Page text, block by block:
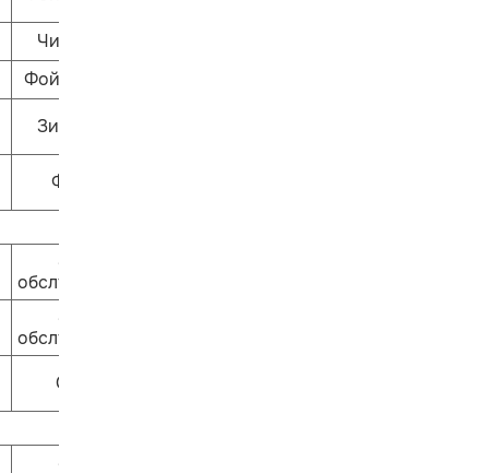
ЧитариУм
Фойе 1 этажа
Зиль-зёль
Филин
Залы
обслуживания
Залы
обслуживания
Ошпи
Залы